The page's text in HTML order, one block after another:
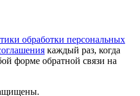
обработки персональных
каждый раз, когда
форме обратной связи на